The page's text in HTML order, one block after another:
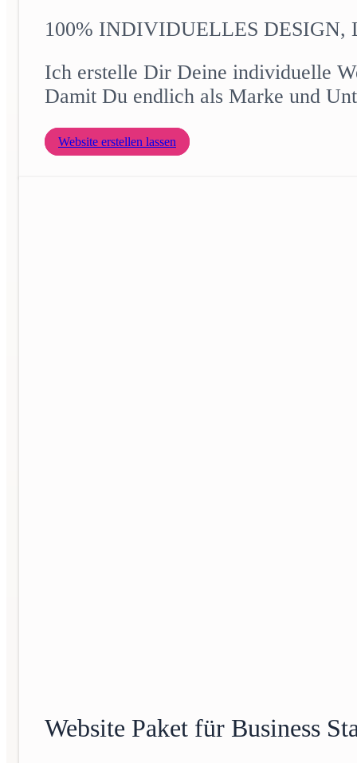
100% INDIVIDUELLES DESIGN,
Ich erstelle Dir Deine individuelle
Damit Du endlich als Marke und
Website erstellen lassen
Website Paket für Business